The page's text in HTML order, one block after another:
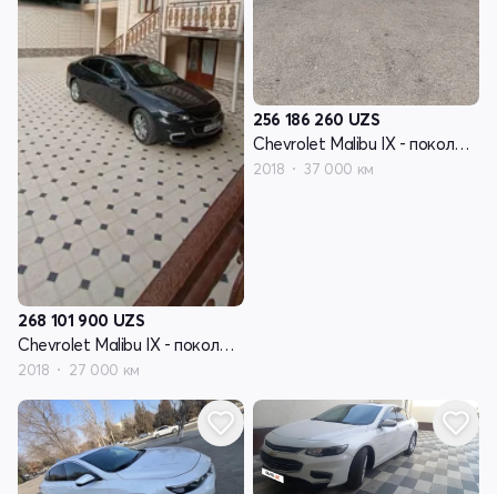
268 101 900 UZS
Chevrolet Malibu IX - поколение
2018 27 000 км
256 186 260 UZS
Chevrolet Malibu IX - поколение
2018 37 000 км